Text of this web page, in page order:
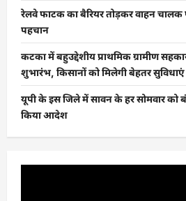
रेलवे फाटक का बैरियर तोड़कर वाहन
पहचान
कटका में बहुउद्देशीय प्राथमिक ग्रामीण
शुभारंभ, किसानों को मिलेगी बेहतर सुविधाएं
यूपी के इस जिले में सावन के हर सोमवार को
किया आदेश